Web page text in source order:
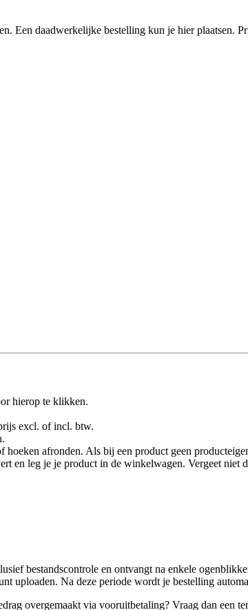
Een daadwerkelijke bestelling kun je hier plaatsen.
hierop te klikken.
excl. of incl. btw.
afronden. Als bij een product geen
en leg je je product in de winkelwagen. Vergeet niet
bestandscontrole en ontvangt na enkele
uploaden. Na deze periode wordt je bestelling
overgemaakt via vooruitbetaling? Vraag dan een